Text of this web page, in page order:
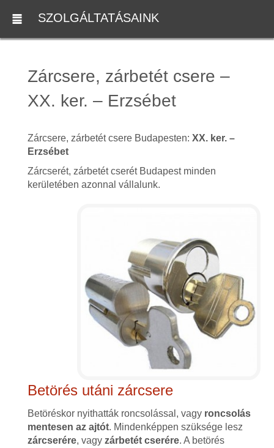
SZOLGÁLTATÁSAINK
Zárcsere, zárbetét csere –
XX. ker. – Erzsébet
Zárcsere, zárbetét csere Budapesten: XX. ker. –
Erzsébet
Zárcserét, zárbetét cserét Budapest minden
kerületében azonnal vállalunk.
Betörés utáni zárcsere
Betöréskor nyithatták roncsolással, vagy roncsolás
mentesen az ajtót. Mindenképpen szüksége lesz
zárcserére, vagyzárbetét cserére. A betörés